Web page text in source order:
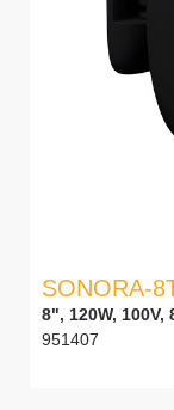
SONORA-
8", 120W, 100V,
951407